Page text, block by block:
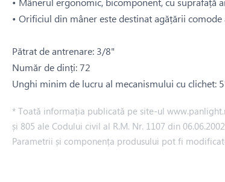
• Orificiul din mâner este destinat agățării comode
Pătrat de antrenare: 3/8"
Număr de dinți: 72
Unghi minim de lucru al mecanismului cu clichet:
* Toată informația publicată pe site-ul
și 805 ale Codului civil al R.M. Nr. 1107 din
Parametrii și componența produsului pot fi